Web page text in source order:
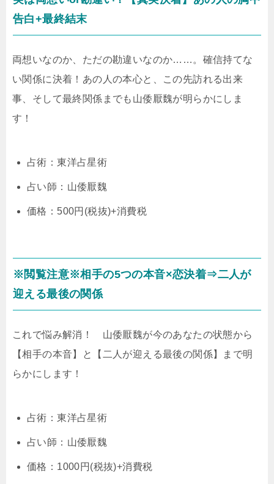
告白+最終結末
両想いなのか、ただの勘違いなのか……。確信持てな
い関係に決着！あの人の本心と、この先訪れる出来
事、そして最終関係までも山倭厭魏が明らかにしま
す！
占術：東洋占星術
占い師：山倭厭魏
価格：500円(税抜)+消費税
※閲覧注意※相手の5つの本音×恋決着⇒二人が
迎える最後の関係
これで悩み解消！ 山倭厭魏が今のあなたの状態から
【相手の本音】と【二人が迎える最後の関係】まで明
らかにします！
占術：東洋占星術
占い師：山倭厭魏
価格：1000円(税抜)+消費税